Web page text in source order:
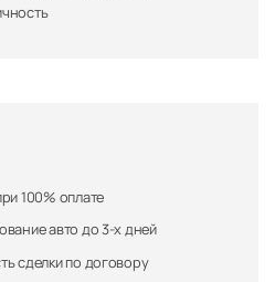
100% оплате
авто до 3-х дней
сделки по договору